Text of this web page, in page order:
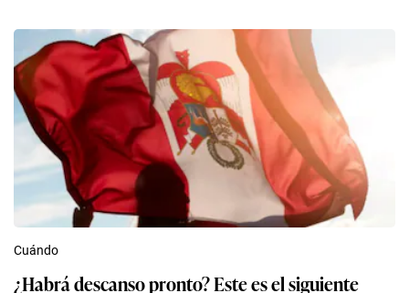
Cuándo
¿Habrá descanso pronto? Este es el siguiente